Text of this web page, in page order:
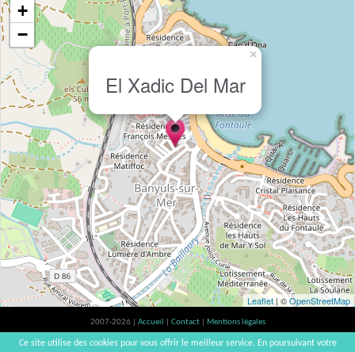
El Xadic Del Mar
×
+
−
Leaflet | ©OpenStreetMap
2007-2026 | Accueil Contact
Mentions légales
L'abus d'alcool est dangereux pour la santé, à consommer avec modération. |
Ce site utilise des cookies pour vous offrir le meilleur service. En poursuivant votre